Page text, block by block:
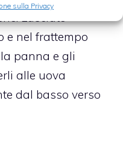
sulla Privacy
e nel frattempo
panna e gli
alle uova
dal basso verso